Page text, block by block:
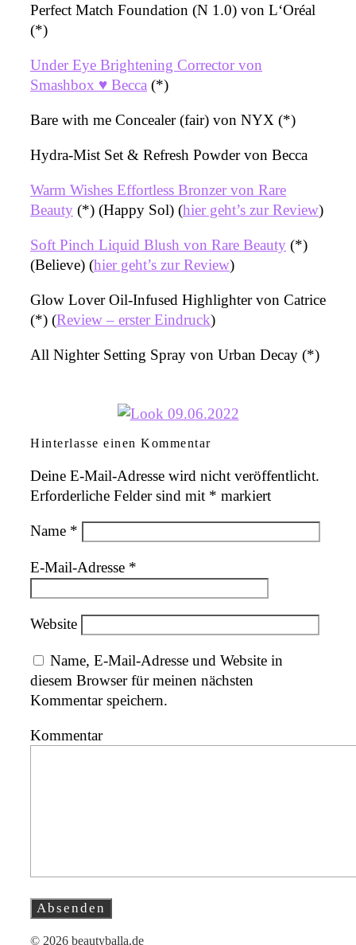
Perfect Match Foundation (N 1.0) von L‘Oréal
(*)
Under Eye Brightening Corrector von
Smashbox ♥ Becca (*)
Bare with me Concealer (fair) von NYX (*)
Hydra-Mist Set & Refresh Powder von Becca
Warm Wishes Effortless Bronzer von Rare
Beauty (*) (Happy Sol) (hier geht’s zur Review)
Soft Pinch Liquid Blush von Rare Beauty (*)
(Believe) (hier geht’s zur Review)
Glow Lover Oil-Infused Highlighter von Catrice
(*) (Review – erster Eindruck)
All Nighter Setting Spray von Urban Decay (*)
Hinterlasse einen Kommentar
Deine E-Mail-Adresse wird nicht veröffentlicht.
Erforderliche Felder sind mit * markiert
Name *
E-Mail-Adresse *
Website
Name, E-Mail-Adresse und Website in
diesem Browser für meinen nächsten
Kommentar speichern.
Kommentar
© 2026 beautyballa.de